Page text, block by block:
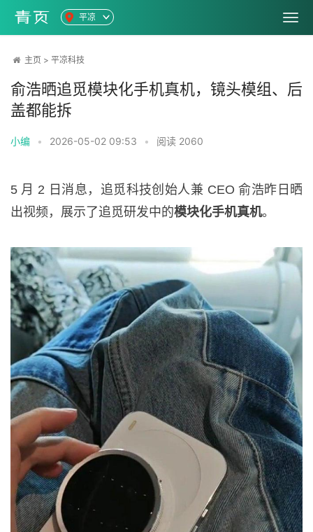
平凉
主页 > 平凉科技
俞浩晒追觅模块化手机真机，镜头模组、后
盖都能拆
小编 • 2026-05-02 09:53 • 阅读 2060
5 月 2 日消息，追觅科技创始人兼 CEO 俞浩昨日晒
出视频，展示了追觅研发中的模块化手机真机。